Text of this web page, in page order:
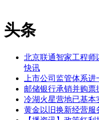
头条
北京联通智家工程师
快讯
上市公司监管体系进
邮储银行承销并购
冷湖火星营地已基本
黄金以旧换新经营服